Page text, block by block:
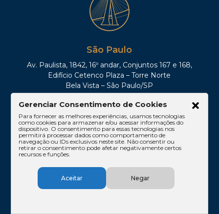
São Paulo
Av. Paulista, 1842, 16º andar, Conjuntos 167 e 168,
Edifício Cetenco Plaza – Torre Norte
Bela Vista – São Paulo/SP
CEP 01310-200
Tel: (11)3061-1665
Gerenciar Consentimento de Cookies
Para fornecer as melhores experiências, usamos tecnologias
como cookies para armazenar e/ou acessar informações do
dispositivo. O consentimento para essas tecnologias nos
permitirá processar dados como comportamento de
navegação ou IDs exclusivos neste site. Não consentir ou
retirar o consentimento pode afetar negativamente certos
recursos e funções.
Aceitar Negar